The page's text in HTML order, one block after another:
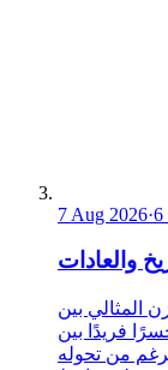
7 Aug 2026·6
والعادات
المثالي بين
فريدًا بين
من تحوله